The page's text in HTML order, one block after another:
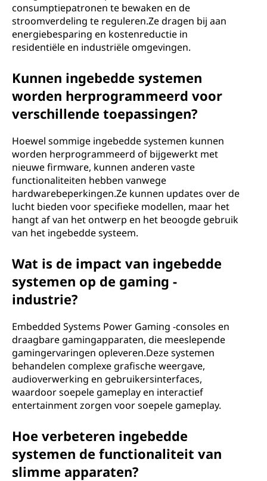
consumptiepatronen te bewaken en de
stroomverdeling te reguleren.Ze dragen bij aan
energiebesparing en kostenreductie in
residentiële en industriële omgevingen.
Kunnen ingebedde systemen
worden herprogrammeerd voor
verschillende toepassingen?
Hoewel sommige ingebedde systemen kunnen
worden herprogrammeerd of bijgewerkt met
nieuwe firmware, kunnen anderen vaste
functionaliteiten hebben vanwege
hardwarebeperkingen.Ze kunnen updates over de
lucht bieden voor specifieke modellen, maar het
hangt af van het ontwerp en het beoogde gebruik
van het ingebedde systeem.
Wat is de impact van ingebedde
systemen op de gaming -
industrie?
Embedded Systems Power Gaming -consoles en
draagbare gamingapparaten, die meeslepende
gamingervaringen opleveren.Deze systemen
behandelen complexe grafische weergave,
audioverwerking en gebruikersinterfaces,
waardoor soepele gameplay en interactief
entertainment zorgen voor soepele gameplay.
Hoe verbeteren ingebedde
systemen de functionaliteit van
slimme apparaten?